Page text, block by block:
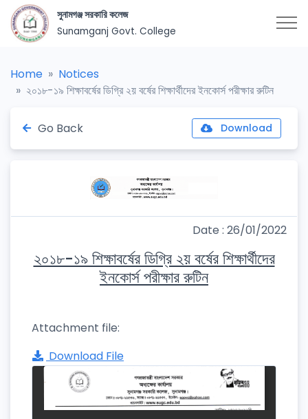
সুনামগঞ্জ সরকারি কলেজ
Sunamganj Govt. College
Home
Notices
২০১৮-১৯ শিক্ষাবর্ষের ডিগ্রি ২য় বর্ষের শিক্ষার্থীদের ইনকোর্স পরীক্ষার রুটিন
Go Back Download
Date : 26/01/2022
২০১৮-১৯ শিক্ষাবর্ষের ডিগ্রি ২য় বর্ষের শিক্ষার্থীদের
ইনকোর্স পরীক্ষার রুটিন
Attachment file:
Download File